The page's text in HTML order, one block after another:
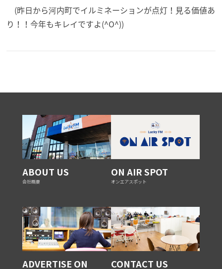
(昨日から河内町でイルミネーションが点灯！見る価値あ
り！！今年もキレイですよ(^O^))
ABOUT US
会社概要
ON AIR SPOT
オンエアスポット
ADVERTISE ON CONTACT US